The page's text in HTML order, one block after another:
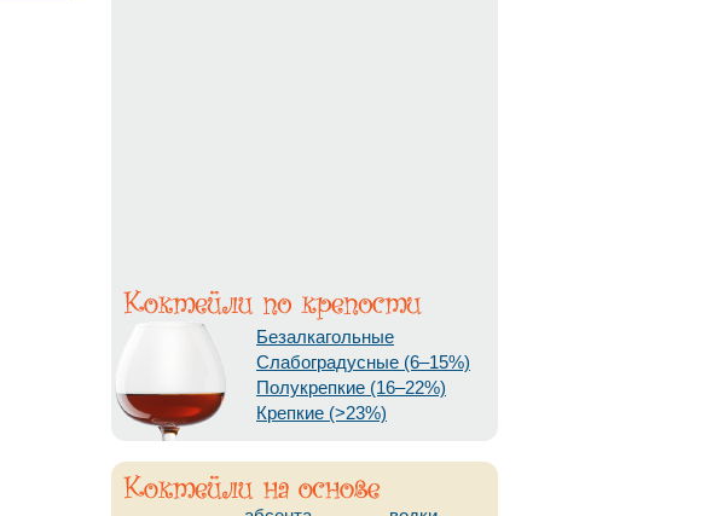
Безалкагольные
Слабоградусные (6–15%)
Полукрепкие (16–22%)
Крепкие (>23%)